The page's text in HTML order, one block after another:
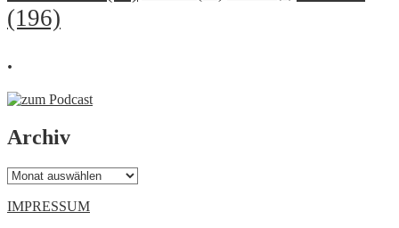
(196)
.
Archiv
Archiv
IMPRESSUM